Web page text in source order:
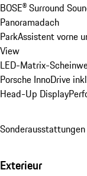
BOSE® Surround
Panoramadach
ParkAssistent vorne
View
LED-Matrix-
Porsche InnoDrive
Head-Up Display
Sonderausstattungen
Exterieur